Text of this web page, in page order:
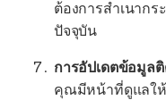
ต้องการสำเนาก
ปัจจุบัน
การอัปเดตข้อมูล
คุณมีหน้าที่ดูแลใ